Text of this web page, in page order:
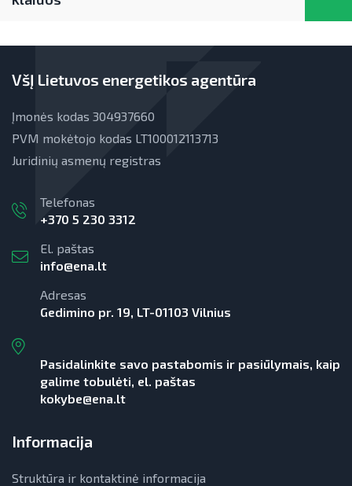
Viešųjų pastatų atnaujinimas
VšĮ Lietuvos energetikos agentūra
Įmonės kodas 304937660
PVM mokėtojo kodas LT100012113713
Juridinių asmenų registras
Telefonas
+370 5 230 3312
El. paštas
info@ena.lt
Adresas
Gedimino pr. 19, LT-01103 Vilnius
Pasidalinkite savo pastabomis ir pasiūlymais, kaip
galime tobulėti, el. paštas
kokybe@ena.lt
Informacija
Struktūra ir kontaktinė informacija